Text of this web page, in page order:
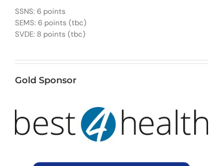
SSNS: 6 points
SEMS: 6 points (tbc)
SVDE: 8 points (tbc)
Gold Sponsor